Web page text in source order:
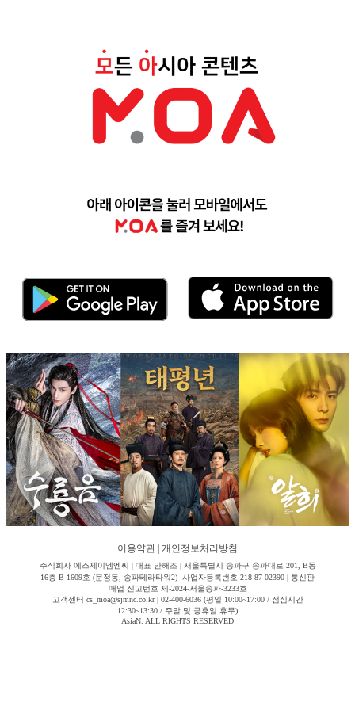
이용약관 개인정보처리방침
주식회사 에스제이엠엔씨 | 대표 안해조 | 서울특별시 송파구 송파대로 201, B동
16층 B-1609호 (문정동, 송파테라타워2) 사업자등록번호 218-87-02390 | 통신판
매업 신고번호 제-2024-서울송파-3233호
고객센터 cs_moa@sjmnc.co.kr | 02-400-6036 (평일 10:00~17:00 / 점심시간
12:30~13:30 / 주말 및 공휴일 휴무)
AsiaN. ALL RIGHTS RESERVED